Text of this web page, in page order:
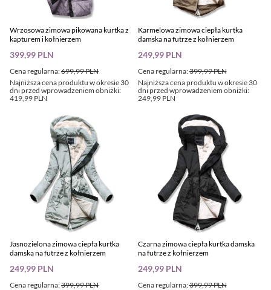
Wrzosowa zimowa pikowana kurtka z
kapturem i kołnierzem
Cena regularna:699,99 PLN
399,99 PLN
Najniższa cena produktu w okresie 30
dni przed wprowadzeniem obniżki:
419,99 PLN
Karmelowa zimowa ciepła kurtka
damska na futrze z kołnierzem
Cena regularna:399,99 PLN
249,99 PLN
Najniższa cena produktu w okresie 30
dni przed wprowadzeniem obniżki:
249,99 PLN
Jasnozielona zimowa ciepła kurtka
damska na futrze z kołnierzem
Cena regularna:399,99 PLN
249,99 PLN
Czarna zimowa ciepła kurtka damska
na futrze z kołnierzem
Cena regularna:399,99 PLN
249,99 PLN